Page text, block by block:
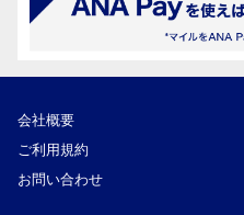
会社概要
ご利用規約
お問い合わせ